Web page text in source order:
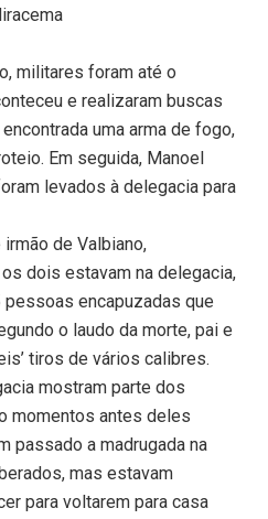
militares foram até o
e realizaram buscas
uma arma de fogo,
Em seguida, Manoel
levados à delegacia para
de Valbiano,
dois estavam na delegacia,
encapuzadas que
o laudo da morte, pai e
tiros de vários calibres.
mostram parte dos
momentos antes deles
passado a madrugada na
mas estavam
para voltarem para casa